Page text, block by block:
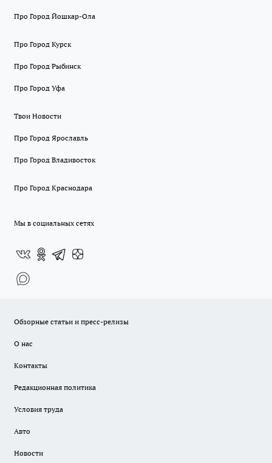
Про Город Йошкар-Ола
Про Город Курск
Про Город Рыбинск
Про Город Уфа
Твои Новости
Про Город Ярославль
Про Город Владивосток
Про Город Краснодара
Мы в социальных сетях
Обзорные статьи и пресс-релизы
О нас
Контакты
Редакционная политика
Условия труда
Авто
Новости